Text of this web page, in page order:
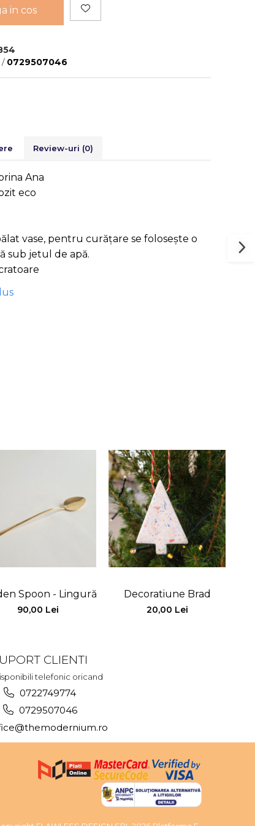
in cos
/ 0729507046
Review-uri (0)
Ana
eco
vase, pentru curățare se folosește o
sub jetul de apă.
Spoon - Lingură alamă
90,00 Lei
Decoratiune Brad
20,00 Lei
CLIENTI
telefonic oricand
0722749774
0729507046